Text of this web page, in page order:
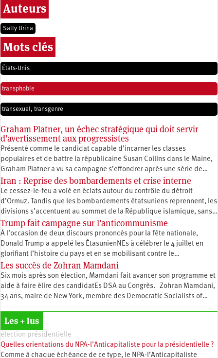
Auteurs
Sally Brina
Mots clés
États-Unis
transphobie
transexuel, transgenre
Graham Platner, un échec stratégique qui doit servir
d’avertissement aux progressistes
Présenté comme le candidat capable d’incarner les classes
populaires et de battre la républicaine Susan Collins dans le Maine,
Graham Platner a vu sa campagne s’effondrer après une série de…
Iran : Reprise des bombardements et crise interne
Le cessez-le-feu a volé en éclats autour du contrôle du détroit
d’Ormuz. Tandis que les bombardements étatsuniens reprennent, les
divisions s’accentuent au sommet de la République islamique, sans…
Trump fait campagne sur l’anticommunisme
À l’occasion de deux discours prononcés pour la fête nationale,
Donald Trump a appelé les ÉtasunienNEs à célébrer le 4 juillet en
glorifiant l’histoire du pays et en se mobilisant contre le…
Les succès de Zohran Mamdani
Six mois après son élection, Mamdani fait avancer son programme et
aide à faire élire des candidatEs DSA au Congrès. Zohran Mamdani,
34 ans, maire de New York, membre des Democratic Socialists of…
Les + lus
élection présidentielle
Quelles orientations du NPA-l’Anticapitaliste pour la présidentielle ?
Comme à chaque échéance de ce type, le NPA-l’Anticapitaliste